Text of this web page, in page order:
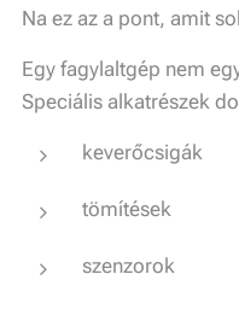
Na ez az a pont, amit
Egy fagylaltgép nem
Speciális alkatrészek
keverőcsigák
tömítések
szenzorok